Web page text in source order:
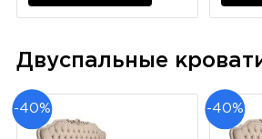
Двуспальные
-40% -40%